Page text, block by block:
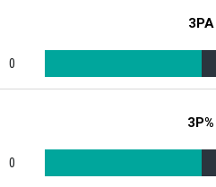
3PA
0
3P%
0